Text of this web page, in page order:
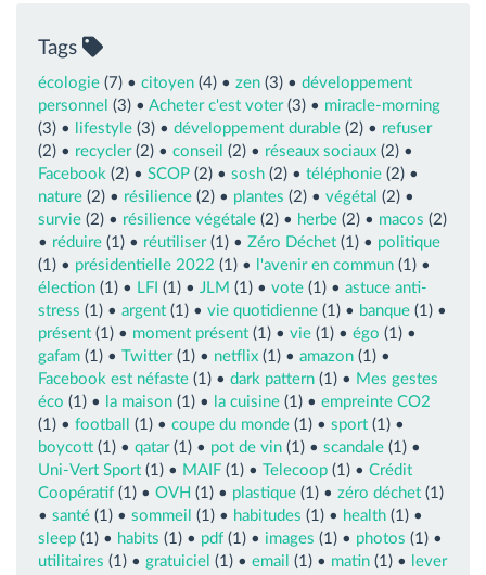
Tags
écologie (7) • citoyen (4) • zen (3) • développement
personnel (3) • Acheter c'est voter(3) • miracle-morning
(3) •
lifestyle (3) • développement durable (2) • refuser
(2) • recycler(2) • conseil (2) • réseaux sociaux (2) •
Facebook (2) • SCOP (2) • sosh (2) • téléphonie (2) •
nature (2) • résilience (2) • plantes (2) • végétal (2) •
survie (2) • résilience végétale (2) • herbe (2) • macos (2)
• réduire (1) • réutiliser(1) • Zéro Déchet (1) • politique
(1) • présidentielle 2022 (1) • l'avenir en commun (1) •
élection (1) • LFI (1) • JLM (1) • vote (1) • astuce anti-
stress (1) • argent (1) • vie quotidienne (1) • banque (1) •
présent (1) • moment présent (1) • vie (1) • égo (1) •
gafam (1) • Twitter(1) • netflix (1) • amazon (1) •
Facebook est néfaste (1) • dark pattern (1) • Mes gestes
éco (1) • la maison (1) • la cuisine (1) • empreinte CO2
(1) • football (1) • coupe du monde (1) • sport (1) •
boycott (1) • qatar(1) • pot de vin (1) • scandale (1) •
Uni-Vert Sport (1) • MAIF (1) • Telecoop (1) • Crédit
Coopératif (1) • OVH (1) • plastique (1) • zéro déchet (1)
• santé (1) • sommeil (1) • habitudes (1) • health (1) •
sleep (1) • habits (1) • pdf (1) • images (1) • photos (1) •
utilitaires (1) • gratuiciel (1) • email (1) • matin (1) •
lever